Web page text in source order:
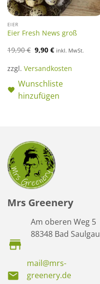
EIER
Eier Fresh News groß
19,90€ Ursprünglicher
Preis
19,90 €
9,90 €Aktueller
Preis
9,90 €.
inkl. MwSt.
zzgl. Versandkosten
Wunschliste
hinzufügen
Mrs Greenery
Am oberen Weg 5
88348 Bad Saulgau
mail@mrs-
greenery.de